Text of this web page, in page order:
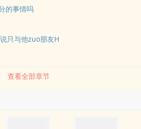
的事情吗
只与他zuo朋友H
查看全部章节